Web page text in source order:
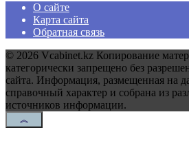
О сайте
Карта сайта
Обратная связь
© 2026 Vcabinet.kz Копирование
категорически запрещено без
сайта. Информация, размещенная на
справочный характер и собрана из
источников информации.